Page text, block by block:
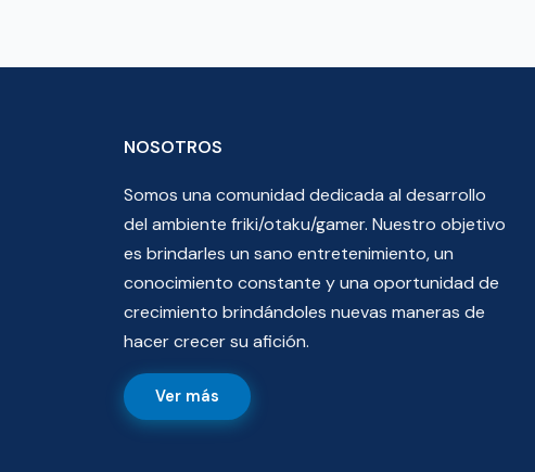
NOSOTROS
Somos una comunidad dedicada al desarrollo
del ambiente friki/otaku/gamer. Nuestro objetivo
es brindarles un sano entretenimiento, un
conocimiento constante y una oportunidad de
crecimiento brindándoles nuevas maneras de
hacer crecer su afición.
Ver más